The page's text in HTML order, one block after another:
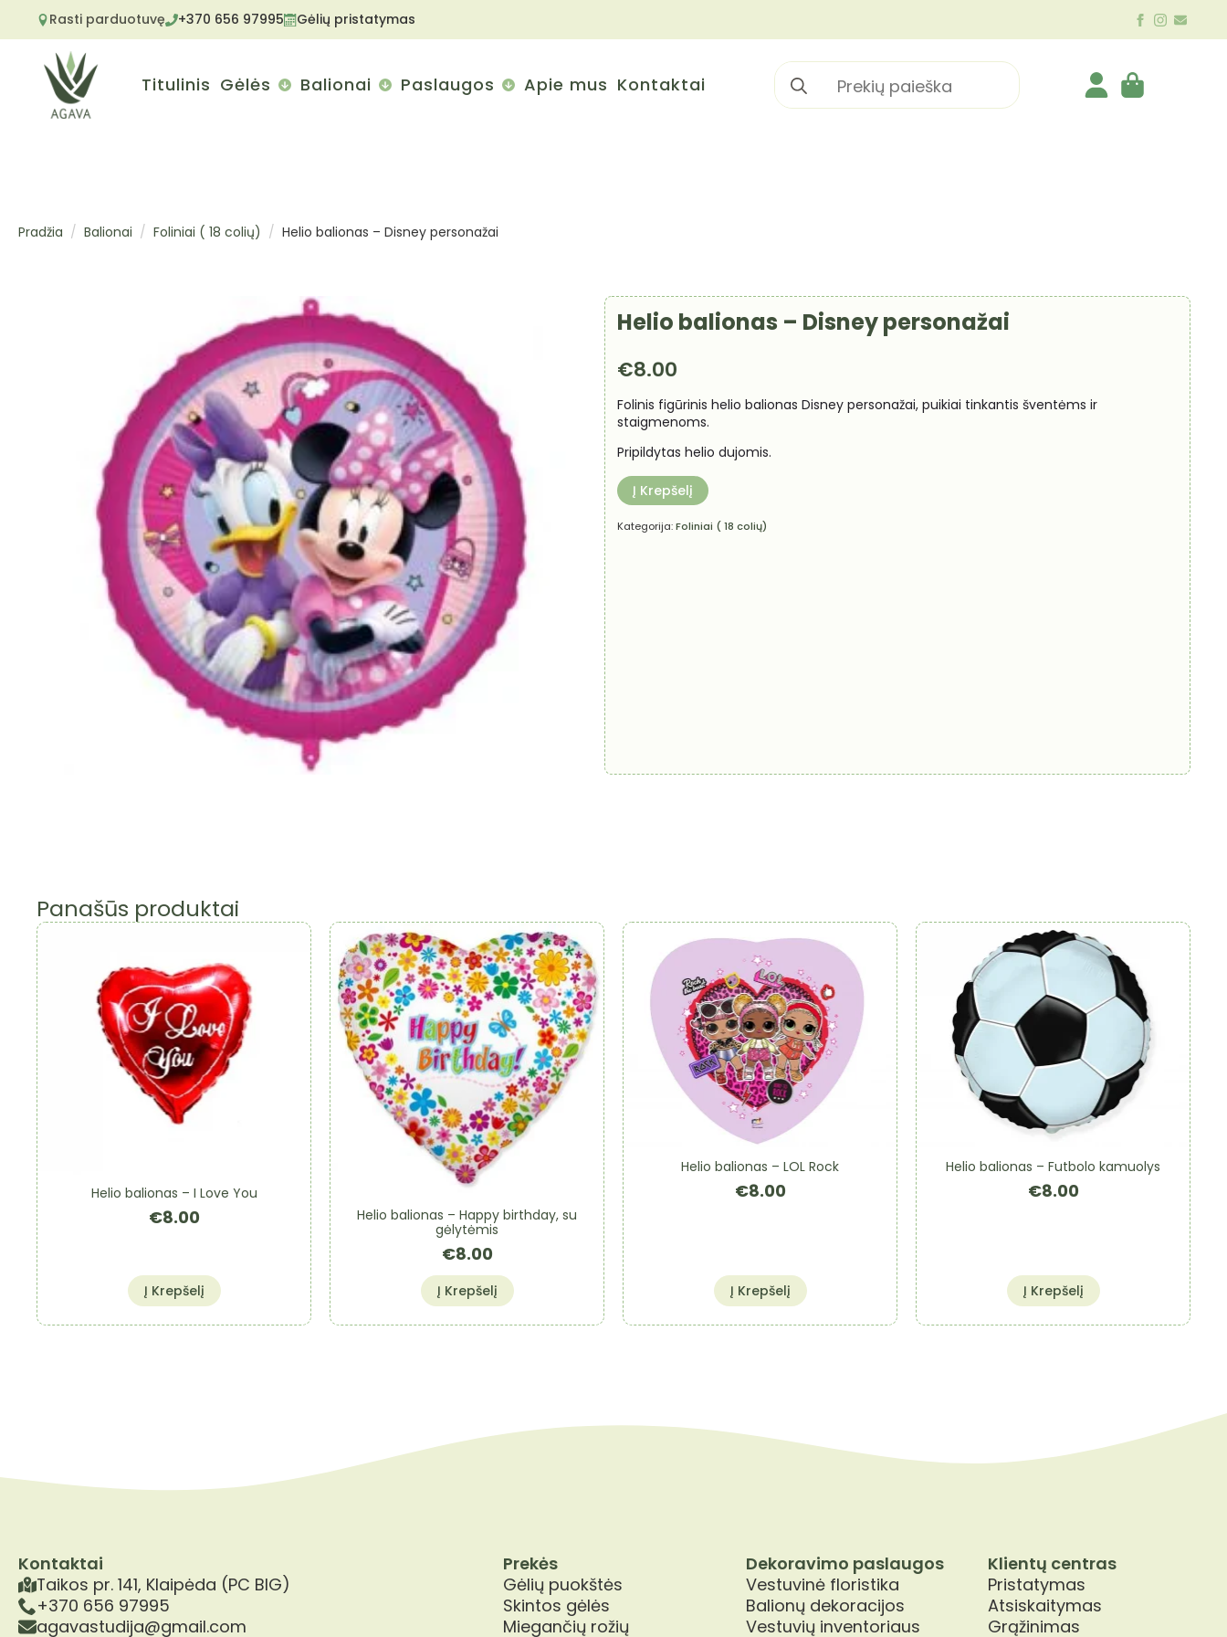
Rasti parduotuvę +370 656 97995 Gėlių pristatymas
Titulinis Gėlės Balionai Paslaugos Apie mus Kontaktai
Search
for:
Pradžia Balionai Foliniai ( 18 colių) Helio balionas – Disney personažai
Helio balionas – Disney personažai
€8.00
Folinis figūrinis helio balionas Disney personažai, puikiai tinkantis šventėms ir
staigmenoms.
Pripildytas helio dujomis.
Į Krepšelį
Kategorija:Foliniai ( 18 colių)
Panašūs produktai
Helio balionas – I Love You
€8.00
Į Krepšelį
Helio balionas – Happy birthday, su
gėlytėmis
€8.00
Į Krepšelį
Helio balionas – LOL Rock
€8.00
Į Krepšelį
Helio balionas – Futbolo kamuolys
€8.00
Į Krepšelį
Kontaktai
Taikos pr. 141, Klaipėda (PC BIG)
+370 656 97995
agavastudija@gmail.com
Prekės
Gėlių puokštės
Skintos gėlės
Miegančių rožių
Dekoravimo paslaugos
Vestuvinė floristika
Balionų dekoracijos
Vestuvių inventoriaus
Klientų centras
Pristatymas
Atsiskaitymas
Grąžinimas